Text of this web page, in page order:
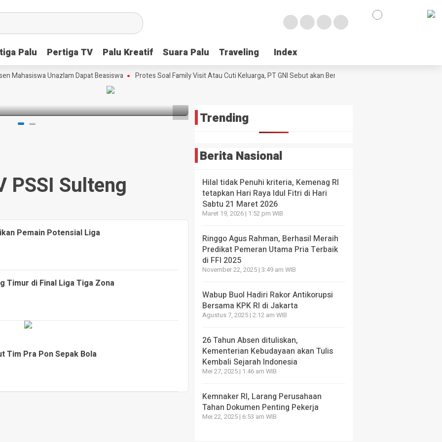
Palu Pertiga TV Palu Kreatif Suara Palu Traveling Index
Palu Pertiga TV Palu Kreatif Suara Palu Traveling Index
Mahasiswa Unazlam Dapat Beasiswa Protes Soal Family Visit Atau Cuti Keluarga, PT GNI Sebut akan Berlaku Januari 2027
Babi
HEADLINE
Wabup Poso Jemput Peluang Besar Kakao Sulawesi di
Makassar
Bibit
Unggul
Futsal
Konsumtif
Teknologi
Digital di
PSSI Sulteng
Pemain Potensial Liga
Timur di Final Liga Tiga Zona
Tim Pra Pon Sepak Bola
Trending
Berita Nasional
Hilal tidak Penuhi kriteria, Kemenag RI
tetapkan Hari Raya Idul Fitri di Hari
Sabtu 21 Maret 2026
Maret 19, 2026 | 1:52 pm WIB
Ringgo Agus Rahman, Berhasil Meraih
Predikat Pemeran Utama Pria Terbaik
di FFI 2025
November 22, 2025 | 3:49 am WIB
Wabup Buol Hadiri Rakor Antikorupsi
Bersama KPK RI di Jakarta
Agustus 7, 2025 | 2:12 am WIB
26 Tahun Absen dituliskan,
Kementerian Kebudayaan akan Tulis
Kembali Sejarah Indonesia
Mei 27, 2025 | 1:46 am WIB
Kemnaker RI, Larang Perusahaan
Tahan Dokumen Penting Pekerja
Mei 22, 2025 | 6:53 am WIB